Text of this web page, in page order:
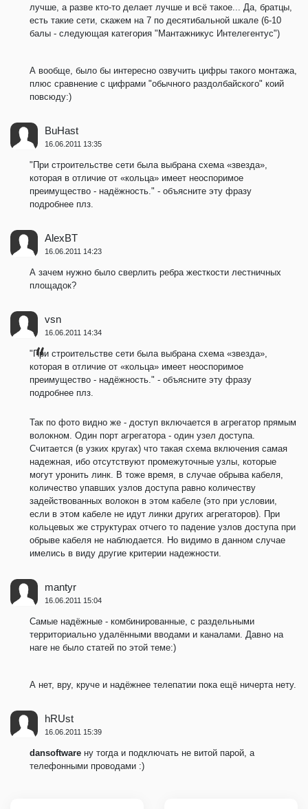
лучше, а разве кто-то делает лучше и всё такое... Да, братцы,
есть такие сети, скажем на 7 по десятибальной шкале (6-10
балы - следующая категория "Мантажникус Интелегентус")
А вообще, было бы интересно озвучить цифры такого монтажа,
плюс сравнение с цифрами "обычного раздолбайского" коий
повсюду:)
BuHast
16.06.2011 13:35
"При строительстве сети была выбрана схема «звезда»,
которая в отличие от «кольца» имеет неоспоримое
преимущество - надёжность." - объясните эту фразу
подробнее плз.
AlexBT
16.06.2011 14:23
А зачем нужно было сверлить ребра жесткости лестничных
площадок?
vsn
16.06.2011 14:34
"При строительстве сети была выбрана схема «звезда»,
которая в отличие от «кольца» имеет неоспоримое
преимущество - надёжность." - объясните эту фразу
подробнее плз.
Так по фото видно же - доступ включается в агрегатор прямым
волокном. Один порт агрегатора - один узел доступа.
Считается (в узких кругах) что такая схема включения самая
надежная, ибо отсутствуют промежуточные узлы, которые
могут уронить линк. В тоже время, в случае обрыва кабеля,
количество упавших узлов доступа равно количеству
задействованных волокон в этом кабеле (это при условии,
если в этом кабеле не идут линки других агрегаторов). При
кольцевых же структурах отчего то падение узлов доступа при
обрыве кабеля не наблюдается. Но видимо в данном случае
имелись в виду другие критерии надежности.
mantyr
16.06.2011 15:04
Самые надёжные - комбинированные, с раздельными
территориально удалёнными вводами и каналами. Давно на
наге не было статей по этой теме:)
А нет, вру, круче и надёжнее телепатии пока ещё ничерта нету.
hRUst
16.06.2011 15:39
dansoftware ну тогда и подключать не витой парой, а
телефонными проводами :)